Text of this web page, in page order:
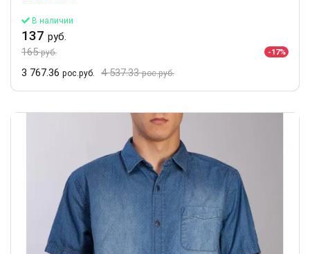
В наличии
137 руб.
165руб. -17%
3 767.36 рос.руб. 4 537.33рос.руб.